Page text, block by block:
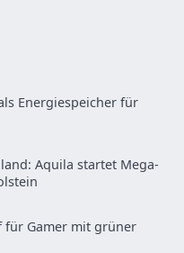
Energiespeicher für
Aquila startet Mega-
für Gamer mit grüner